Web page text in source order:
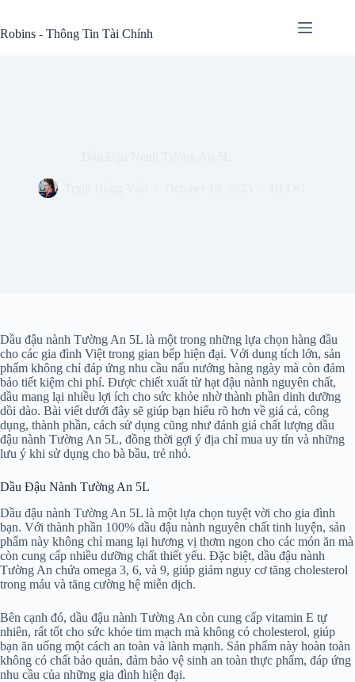
content
Robins - Thông Tin Tài Chính
Dầu đậu nành Tường An 5L là một trong những lựa chọn hàng đầu
cho các gia đình Việt trong gian bếp hiện đại. Với dung tích lớn, sản
phẩm không chỉ đáp ứng nhu cầu nấu nướng hàng ngày mà còn đảm
bảo tiết kiệm chi phí. Được chiết xuất từ hạt đậu nành nguyên chất,
dầu mang lại nhiều lợi ích cho sức khỏe nhờ thành phần dinh dưỡng
dồi dào. Bài viết dưới đây sẽ giúp bạn hiểu rõ hơn về giá cả, công
dụng, thành phần, cách sử dụng cũng như đánh giá chất lượng dầu
đậu nành Tường An 5L, đồng thời gợi ý địa chỉ mua uy tín và những
lưu ý khi sử dụng cho bà bầu, trẻ nhỏ.
Dầu Đậu Nành Tường An 5L
Dầu đậu nành Tường An 5L là một lựa chọn tuyệt vời cho gia đình
bạn. Với thành phần 100% dầu đậu nành nguyên chất tinh luyện, sản
phẩm này không chỉ mang lại hương vị thơm ngon cho các món ăn mà
còn cung cấp nhiều dưỡng chất thiết yếu. Đặc biệt, dầu đậu nành
Tường An chứa omega 3, 6, và 9, giúp giảm nguy cơ tăng cholesterol
trong máu và tăng cường hệ miễn dịch.
Bên cạnh đó, dầu đậu nành Tường An còn cung cấp vitamin E tự
nhiên, rất tốt cho sức khỏe tim mạch mà không có cholesterol, giúp
bạn ăn uống một cách an toàn và lành mạnh. Sản phẩm này hoàn toàn
không có chất bảo quản, đảm bảo vệ sinh an toàn thực phẩm, đáp ứng
nhu cầu của những gia đình hiện đại.